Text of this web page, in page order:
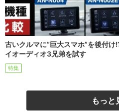
古いクルマに“巨大スマホ”を後付
イオーディオ3兄弟を試す
特集
もっと